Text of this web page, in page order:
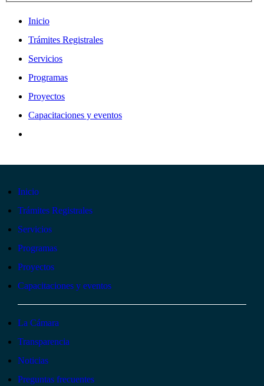
Inicio
Trámites Registrales
Servicios
Programas
Proyectos
Capacitaciones y eventos
Inicio
Trámites Registrales
Servicios
Programas
Proyectos
Capacitaciones y eventos
La Cámara
Transparencia
Noticias
Preguntas frecuentes